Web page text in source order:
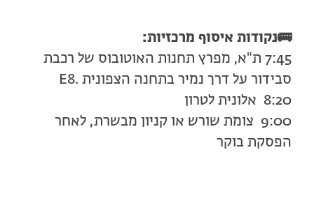
🚌נקודות איסוף מרכזיות:
7:45 ת"א, מפרץ תחנות האוטובוס של רכבת
סבידור על דרך נמיר בתחנה הצפונית .E8
8:20 אלונית לטרון
9:00 צומת שורש או קניון מבשרת, לאחר
הפסקת בוקר